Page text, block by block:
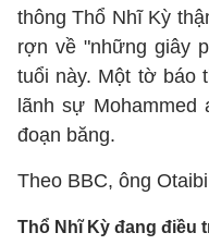
thông Thổ Nhĩ Kỳ
rợn về "những giây
tuổi này. Một tờ báo
lãnh sự Mohammed
đoạn băng.
Theo BBC, ông
Thổ Nhĩ Kỳ đang điều